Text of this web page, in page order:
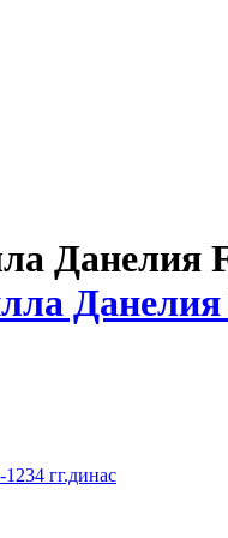
Данелия
гг.динас